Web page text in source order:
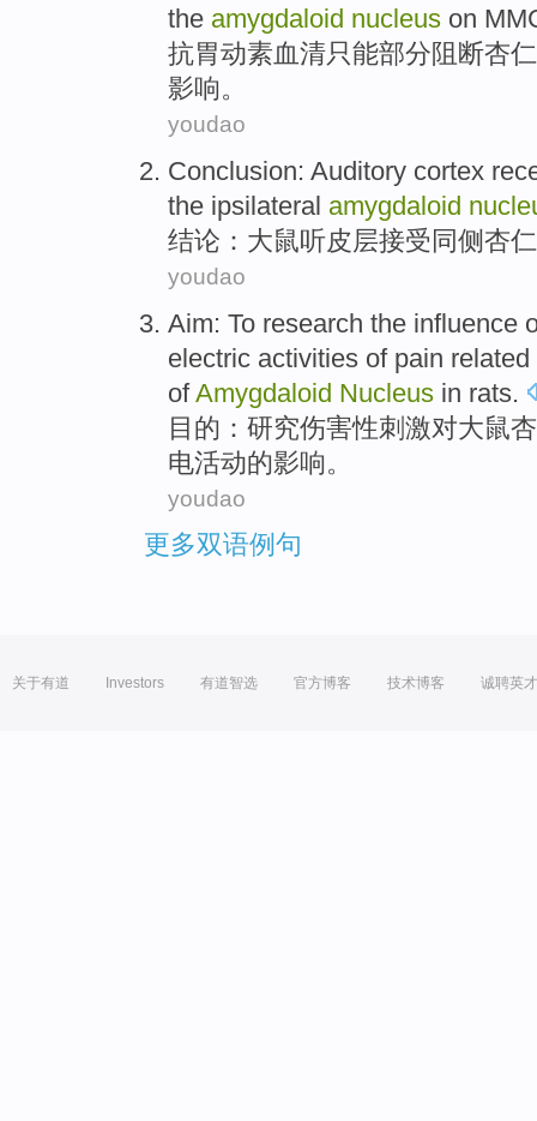
the amygdaloid nucleus on
抗胃动素血清只能部分阻断杏仁
影响。
youdao
Conclusion: Auditory cortex
the ipsilateral amygdaloid
结论 ：大鼠听皮层接受 同侧杏仁
youdao
Aim: To research the influence
electric activities of pain related
ofAmygdaloid Nucleus in rats.
目的 ： 研究伤害性刺激对大鼠
电活动的影响。
youdao
更多双语例句
关于有道 Investors 有道智选 官方博客 技术博客 诚聘英才